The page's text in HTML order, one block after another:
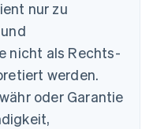
nur zu
nicht als Rechts-
werden.
oder Garantie